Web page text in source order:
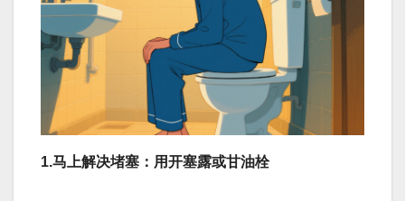
1.马上解决堵塞：用开塞露或甘油栓